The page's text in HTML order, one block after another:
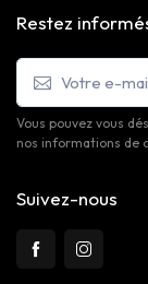
Restez
Vous pouvez vous
nos informations de
Suivez-nous